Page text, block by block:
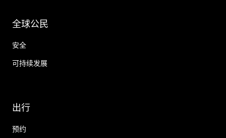
全球公民
安全
可持续发展
出行
预约